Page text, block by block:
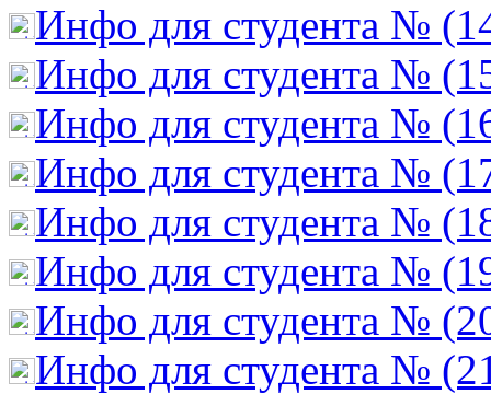
Инфо для студента №
Инфо для студента №
Инфо для студента №
Инфо для студента №
Инфо для студента №
Инфо для студента №
Инфо для студента №
Инфо для студента №